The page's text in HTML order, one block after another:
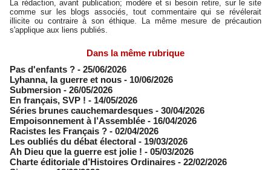
La rédaction, avant publication; modère et si besoin retire, sur le site
comme sur les blogs associés, tout commentaire qui se révélerait
illicite ou contraire à son éthique. La même mesure de précaution
s'applique aux liens publiés.
Dans la même rubrique
Pas d'enfants ? - 25/06/2026
​Lyhanna, la guerre et nous - 10/06/2026
Submersion - 26/05/2026
En français, SVP ! - 14/05/2026
​Séries brunes cauchemardesques - 30/04/2026
Empoisonnement à l’Assemblée­ - 16/04/2026
Racistes les Français ? - 02/04/2026
​Les oubliés du débat électoral - 19/03/2026
Ah Dieu que la guerre est jolie ! - 05/03/2026
Charte éditoriale d’Histoires Ordinaires - 22/02/2026